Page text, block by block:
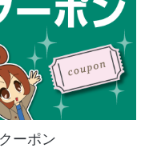
ーポン